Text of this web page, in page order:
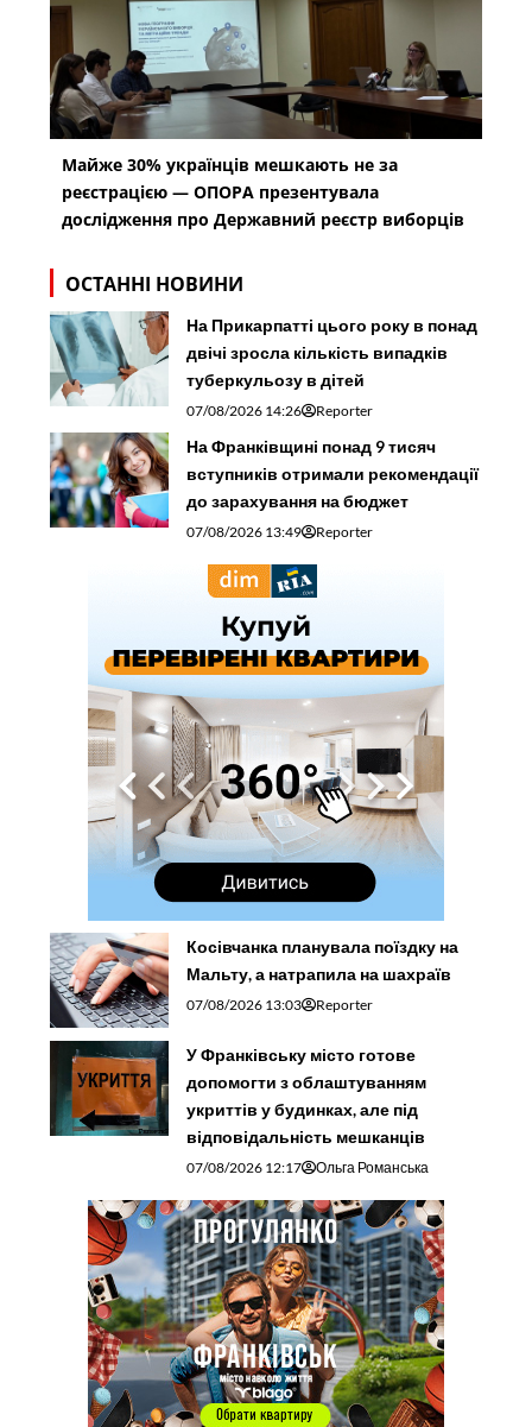
Майже 30% українців мешкають не за
реєстрацією — ОПОРА презентувала
дослідження про Державний реєстр виборців
ОСТАННІ НОВИНИ
На Прикарпатті цього року в понад
двічі зросла кількість випадків
туберкульозу в дітей
07/08/2026 14:26 Reporter
На Франківщині понад 9 тисяч
вступників отримали рекомендації
до зарахування на бюджет
07/08/2026 13:49 Reporter
Косівчанка планувала поїздку на
Мальту, а натрапила на шахраїв
07/08/2026 13:03 Reporter
У Франківську місто готове
допомогти з облаштуванням
укриттів у будинках, але під
відповідальність мешканців
07/08/2026 12:17 Ольга Романська